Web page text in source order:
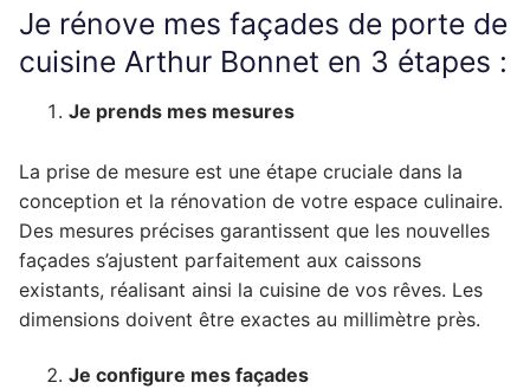
Je rénove mes façades de porte de
cuisine Arthur Bonnet en 3 étapes :
Je prends mes mesures
La prise de mesure est une étape cruciale dans la
conception et la rénovation de votre espace culinaire.
Des mesures précises garantissent que les nouvelles
façades s’ajustent parfaitement aux caissons
existants, réalisant ainsi la cuisine de vos rêves. Les
dimensions doivent être exactes au millimètre près.
Je configure mes façades